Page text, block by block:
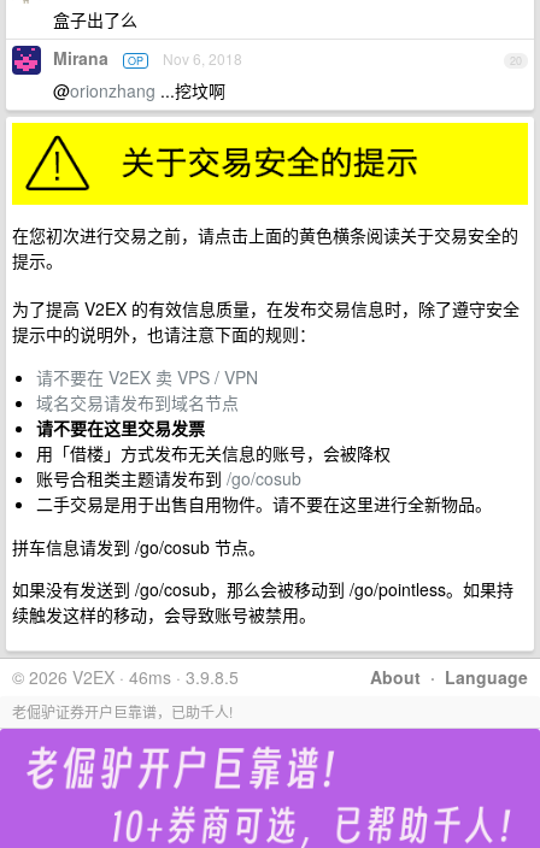
盒子出了么
20
Mirana OP Nov 6, 2018
@orionzhang ...挖坟啊
在您初次进行交易之前，请点击上面的黄色横条阅读关于交易安全的
提示。
为了提高 V2EX 的有效信息质量，在发布交易信息时，除了遵守安全
提示中的说明外，也请注意下面的规则：
请不要在 V2EX 卖 VPS / VPN
域名交易请发布到域名节点
请不要在这里交易发票
用「借楼」方式发布无关信息的账号，会被降权
账号合租类主题请发布到 /go/cosub
二手交易是用于出售自用物件。请不要在这里进行全新物品。
拼车信息请发到 /go/cosub 节点。
如果没有发送到 /go/cosub，那么会被移动到 /go/pointless。如果持
续触发这样的移动，会导致账号被禁用。
About · Language
© 2026 V2EX · 46ms · 3.9.8.5
老倔驴证券开户巨靠谱，已助千人!